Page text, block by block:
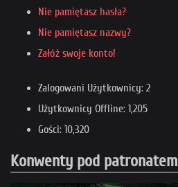
Nie pamiętasz hasła?
Nie pamiętasz nazwy?
Załóż swoje konto!
Zalogowani Użytkownicy: 2
Użytkownicy Offline: 1,205
Gości: 10,320
Konwenty pod patronatem